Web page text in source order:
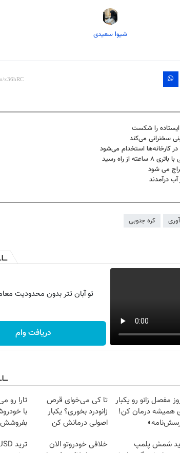
شیوا سعیدی
را شکست
سخنرانی می‌کند
کارخانه‌ها استخدام می‌شود
از راه رسید
می شود
درآمدند
کره جنوبی
تو آبان تتر بدون محدودیت
دریافت وام
مفصل زانو رو یکبار
همیشه درمان کن!
تا کی می‌خوای قرص
زانودرد بخوری؟ یکبار
اصولی درمانش کن
تارا رو
بفروشش
شمش پلمپ
خلافی خودروتو الان
۱۵ مرداد ۱۴۰۵